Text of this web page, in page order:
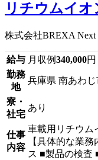
リチウムイオ
株式会社BREXA Next
給与 月収例340,000円
勤務
地
兵庫県 南あわじ
寮・
社宅
あり
仕事
内容
車載用リチウム
【具体的な業
ス ■製品の検査